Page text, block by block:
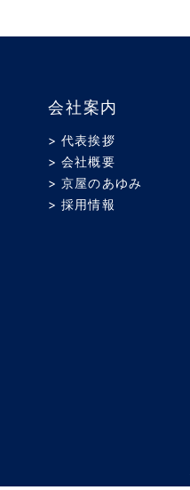
会社案内
> 代表挨拶
> 会社概要
> 京屋のあゆみ
> 採用情報